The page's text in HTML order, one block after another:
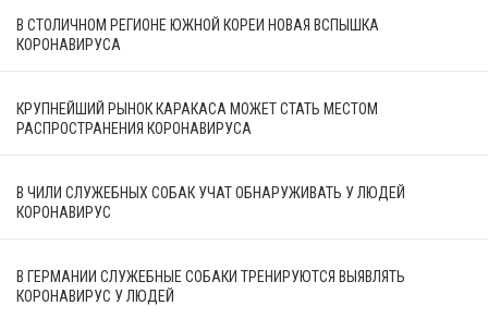
В СТОЛИЧНОМ РЕГИОНЕ ЮЖНОЙ КОРЕИ НОВАЯ ВСПЫШКА
КОРОНАВИРУСА
КРУПНЕЙШИЙ РЫНОК КАРАКАСА МОЖЕТ СТАТЬ МЕСТОМ
РАСПРОСТРАНЕНИЯ КОРОНАВИРУСА
В ЧИЛИ СЛУЖЕБНЫХ СОБАК УЧАТ ОБНАРУЖИВАТЬ У ЛЮДЕЙ
КОРОНАВИРУС
В ГЕРМАНИИ СЛУЖЕБНЫЕ СОБАКИ ТРЕНИРУЮТСЯ ВЫЯВЛЯТЬ
КОРОНАВИРУС У ЛЮДЕЙ